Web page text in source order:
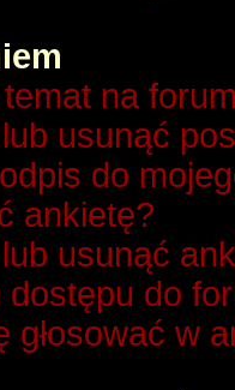
na
usunąć
do
ankietę?
usunąć
do
głosować w